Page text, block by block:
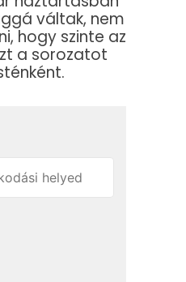
váltak, nem
hogy szinte az
a sorozatot